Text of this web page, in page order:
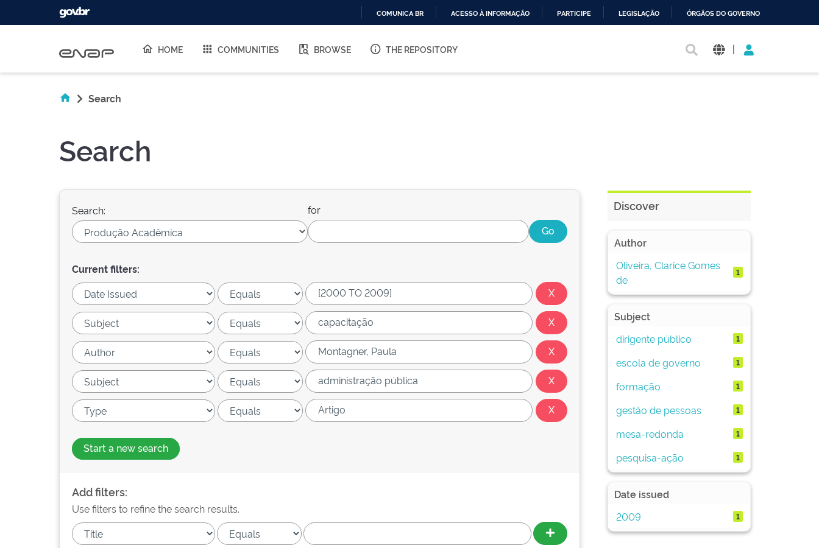
O
COMUNICA BR ACESSO À INFORMAÇÃO PARTICIPE LEGISLAÇÃO ÓRGÃOS DO GOVERNO
HOME COMMUNITIES BROWSE THE REPOSITORY |
Search
Search
Search: for
Current filters:
Start a new search
Add filters:
Use filters to refine the search results.
Discover
Author
Oliveira, Clarice Gomes
de
1
Subject
dirigente público
1
escola de governo 1
formação 1
gestão de pessoas 1
mesa-redonda 1
pesquisa-ação 1
Date issued
2009
1